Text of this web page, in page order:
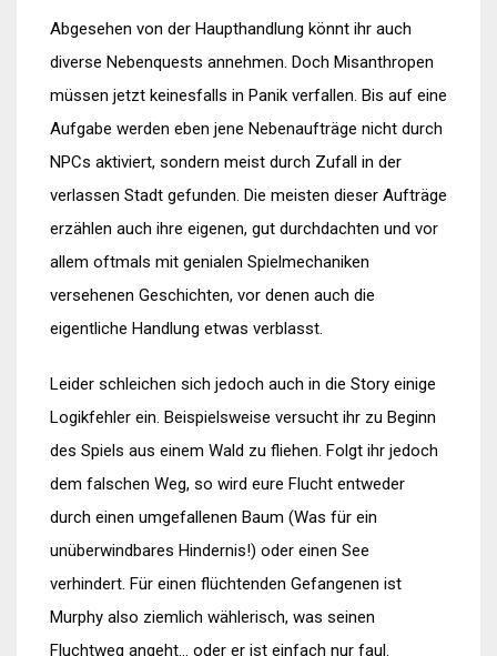
Abgesehen von der Haupthandlung könnt ihr auch
diverse Nebenquests annehmen. Doch Misanthropen
müssen jetzt keinesfalls in Panik verfallen. Bis auf eine
Aufgabe werden eben jene Nebenaufträge nicht durch
NPCs aktiviert, sondern meist durch Zufall in der
verlassen Stadt gefunden. Die meisten dieser Aufträge
erzählen auch ihre eigenen, gut durchdachten und vor
allem oftmals mit genialen Spielmechaniken
versehenen Geschichten, vor denen auch die
eigentliche Handlung etwas verblasst.
Leider schleichen sich jedoch auch in die Story einige
Logikfehler ein. Beispielsweise versucht ihr zu Beginn
des Spiels aus einem Wald zu fliehen. Folgt ihr jedoch
dem falschen Weg, so wird eure Flucht entweder
durch einen umgefallenen Baum (Was für ein
unüberwindbares Hindernis!) oder einen See
verhindert. Für einen flüchtenden Gefangenen ist
Murphy also ziemlich wählerisch, was seinen
Fluchtweg angeht… oder er ist einfach nur faul.